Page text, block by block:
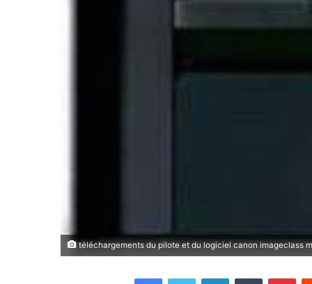
téléchargements du pilote et du logiciel canon imageclass
FacebookTwitter LinkedinTumblr